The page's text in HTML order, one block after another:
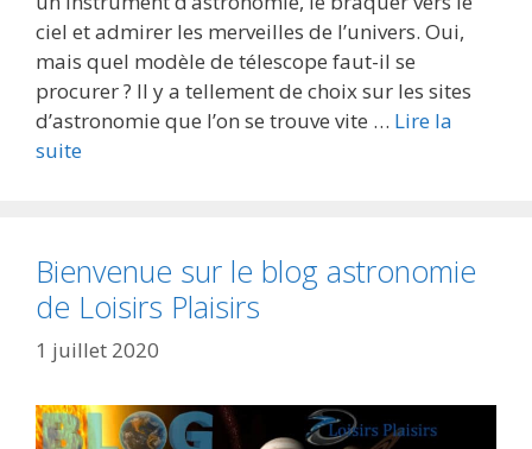
ciel et admirer les merveilles de l’univers. Oui,
mais quel modèle de télescope faut-il se
procurer ? Il y a tellement de choix sur les sites
d’astronomie que l’on se trouve vite … Lire la
suite
Bienvenue sur le blog astronomie
de Loisirs Plaisirs
1 juillet 2020